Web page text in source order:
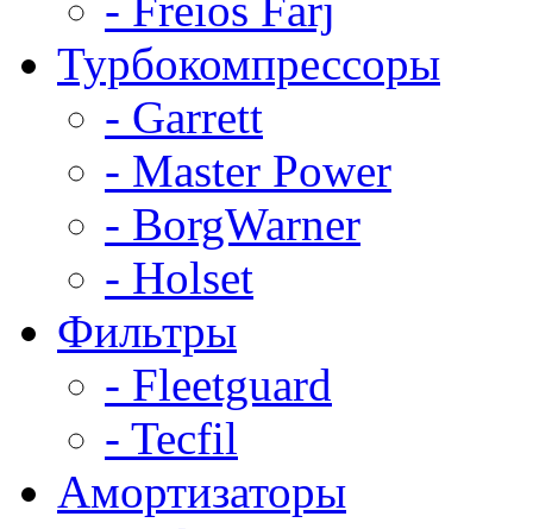
Турбокомпрессоры
- Garrett
- Master Power
- BorgWarner
- Holset
Фильтры
- Fleetguard
- Tecfil
Амортизаторы